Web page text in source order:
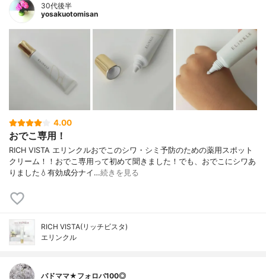
30代後半
yosakuotomisan
4.00
おでこ専用！
RICH VISTA エリンクルおでこのシワ・シミ予防のための薬用スポット
クリーム！！おでこ専用って初めて聞きました！でも、おでこにシワあ
りました💧有効成分ナイ…続きを見る
RICH VISTA(リッチビスタ)
エリンクル
バドママ★フォロバ100◎